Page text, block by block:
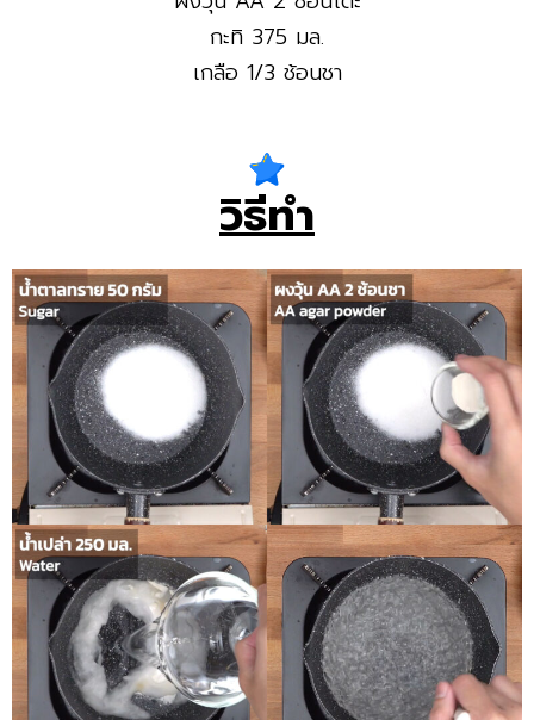
กะทิ 375 มล.
เกลือ 1/3 ช้อนชา
วิธีทำ